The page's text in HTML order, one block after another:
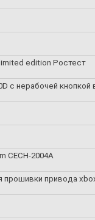
edition Ростест
с нерабочей кнопкой
CECH-2004A
прошивки привода